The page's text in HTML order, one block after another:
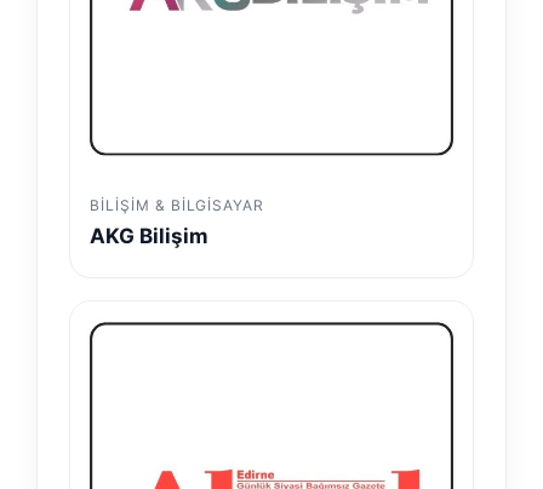
BILIŞIM & BILGISAYAR
AKG Bilişim